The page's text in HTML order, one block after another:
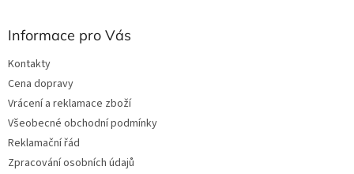
Informace pro Vás
Kontakty
Cena dopravy
Vrácení a reklamace zboží
Všeobecné obchodní podmínky
Reklamační řád
Zpracování osobních údajů